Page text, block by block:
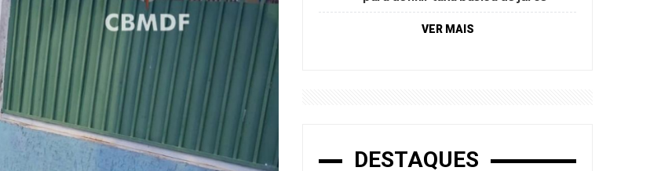
VER MAIS
DESTAQUES